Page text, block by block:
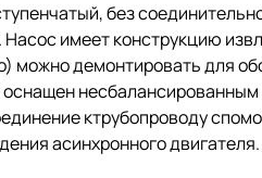
без
Насос имеет конструкцию
можно демонтировать для
ктрубопроводу
асинхронного двигателя.